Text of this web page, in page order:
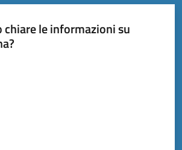
chiare le informazioni su